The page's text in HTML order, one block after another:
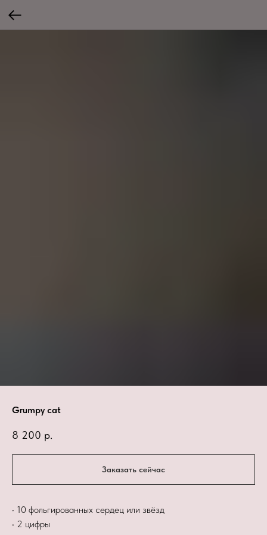
Grumpy cat
8 200 р.
Заказать сейчас
• 10 фольгированных сердец или звёзд
• 2 цифры